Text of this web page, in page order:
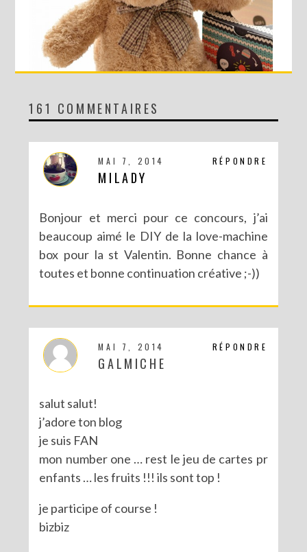
CONCOURS AVEC SERGENT MAJOR
161 COMMENTAIRES
RÉPONDRE
MAI 7, 2014
MILADY
Bonjour et merci pour ce concours, j’ai
beaucoup aimé le DIY de la love-machine
box pour la st Valentin. Bonne chance à
toutes et bonne continuation créative ;-))
RÉPONDRE
MAI 7, 2014
GALMICHE
salut salut!
j’adore ton blog
je suis FAN
mon number one … rest le jeu de cartes pr
enfants … les fruits !!! ils sont top !
je participe of course !
bizbiz